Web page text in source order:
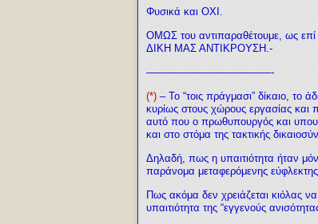
Φυσικά και ΟΧΙ.
ΟΜΩΣ του αντιπαραθέτουμε, ως επί
ΔΙΚΗ ΜΑΣ ΑΝΤΙΚΡΟΥΣΗ.-
————————————-
(*) – Το “τοις πράγμασι” δίκαιο, το
κυρίως στους χώρους εργασίας και
αυτό που ο πρωθυπουργός και
και στο στόμα της τακτικής
Δηλαδή, πως η υπαιτιότητα ήταν
παράνομα μεταφερόμενης εύφλεκτης
Πως ακόμα δεν χρειάζεται κιόλας να
υπαιτιότητα της “εγγενούς